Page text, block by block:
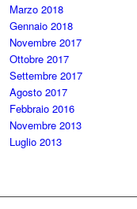
Marzo 2018
Gennaio 2018
Novembre 2017
Ottobre 2017
Settembre 2017
Agosto 2017
Febbraio 2016
Novembre 2013
Luglio 2013